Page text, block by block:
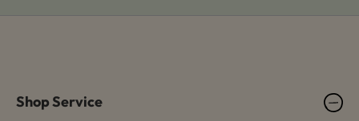
Shop Service